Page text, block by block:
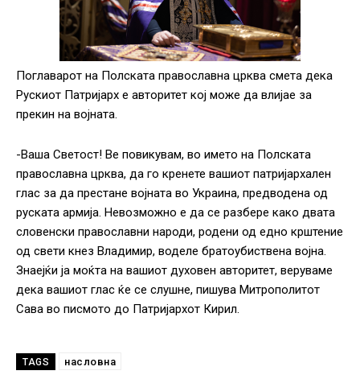
Поглаварот на Полската православна црква смета дека
Рускиот Патријарх е авторитет кој може да влијае за
прекин на војната.
-Ваша Светост! Ве повикувам, во името на Полската
православна црква, да го кренете вашиот патријархален
глас за да престане војната во Украина, предводена од
руската армија. Невозможно е да се разбере како двата
словенски православни народи, родени од едно крштение
од свети кнез Владимир, воделе братоубиствена војна.
Знаејќи ја моќта на вашиот духовен авторитет, веруваме
дека вашиот глас ќе се слушне, пишува Митрополитот
Сава во писмото до Патријархот Кирил.
TAGS насловна